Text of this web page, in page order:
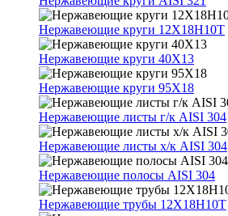
Нержавеющие круги 12Х18Н10Т
Нержавеющие круги 40Х13
Нержавеющие круги 95Х18
Нержавеющие листы г/к AISI 304
Нержавеющие листы х/к AISI 304
Нержавеющие полосы AISI 304
Нержавеющие трубы 12Х18Н10Т